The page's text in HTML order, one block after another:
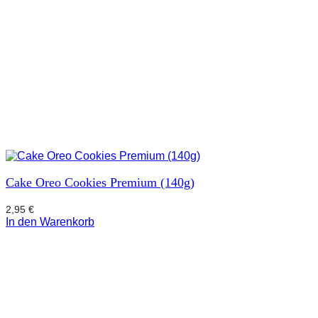
Cake Oreo Cookies Premium (140g)
2,95 €
In den Warenkorb